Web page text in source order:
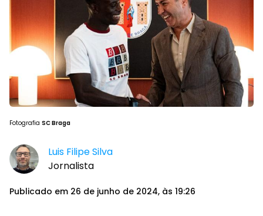
Fotografia SC Braga
Luis Filipe Silva
Jornalista
Publicado em 26 de junho de 2024, às 19:26